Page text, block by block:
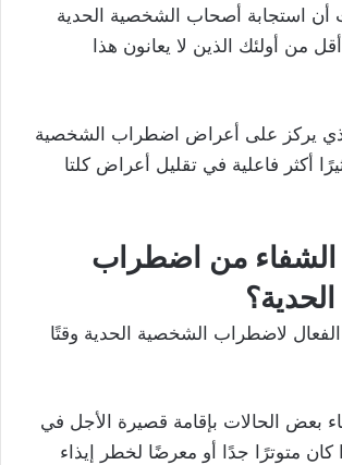
أن استجابة أصحاب الشخصية الحدية
أقل من أولئك الذين لا يعانون هذا
يركز على أعراض اضطراب الشخصية
أكثر فاعلية في تقليل أعراض كلتا
من اضطراب
لاضطراب الشخصية الحدية وقتًا
بعض الحالات بإقامة قصيرة الأجل في
كان متوترًا جدًا أو معرضًا لخطر إيذاء